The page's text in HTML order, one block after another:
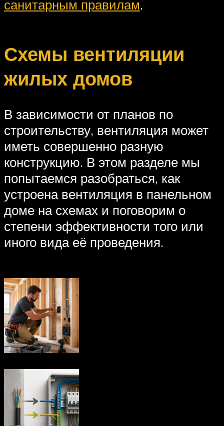
санитарным правилам.
Схемы вентиляции
жилых домов
В зависимости от планов по
строительству, вентиляция может
иметь совершенно разную
конструкцию. В этом разделе мы
попытаемся разобраться, как
устроена вентиляция в панельном
доме на схемах и поговорим о
степени эффективности того или
иного вида её проведения.